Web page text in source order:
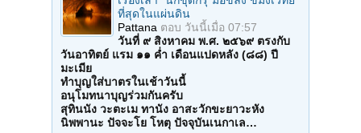
ที่สุดในแผ่นดิน
Pattana ตอบ วันนี้เมื่อ 07:57
วันที่ ๙ สิงหาคม พ.ศ. ๒๕๖๙ ตรงกับ
วันอาทิตย์ แรม ๑๑ ค่ำ เดือนแปดหลัง (๘๘) ปี
มะเมีย
ทำบุญใส่บาตรในเช้าวันนี้
อนุโมทนาบุญร่วมกันครับ
สุทินนัง วะตะเม ทานัง อาสะวักขะยาวะหัง
นิพพานะ ปัจจะโย โหตุ ปัจจุบันเนกาเล…